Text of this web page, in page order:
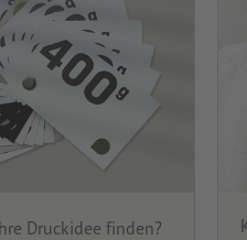
Druckidee finden?